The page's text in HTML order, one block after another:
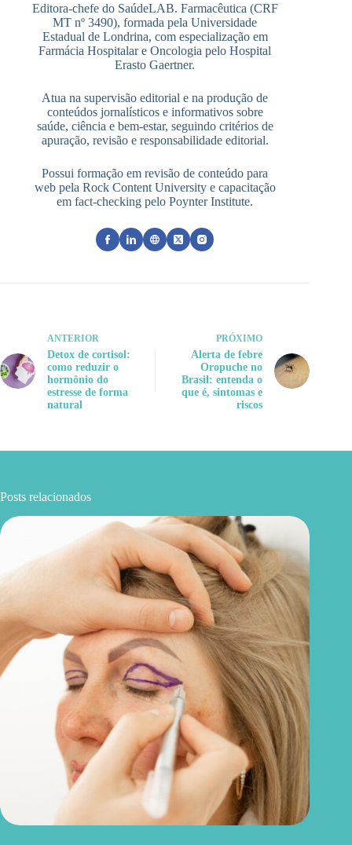
Editora-chefe do SaúdeLAB. Farmacêutica (CRF
MT nº 3490), formada pela Universidade
Estadual de Londrina, com especialização em
Farmácia Hospitalar e Oncologia pelo Hospital
Erasto Gaertner.
Atua na supervisão editorial e na produção de
conteúdos jornalísticos e informativos sobre
saúde, ciência e bem-estar, seguindo critérios de
apuração, revisão e responsabilidade editorial.
Possui formação em revisão de conteúdo para
web pela Rock Content University e capacitação
em fact-checking pelo Poynter Institute.
ANTERIOR
Detox de cortisol:
como reduzir o
hormônio do
estresse de forma
natural
PRÓXIMO
Alerta de febre
Oropuche no
Brasil: entenda o
que é, sintomas e
riscos
Posts relacionados